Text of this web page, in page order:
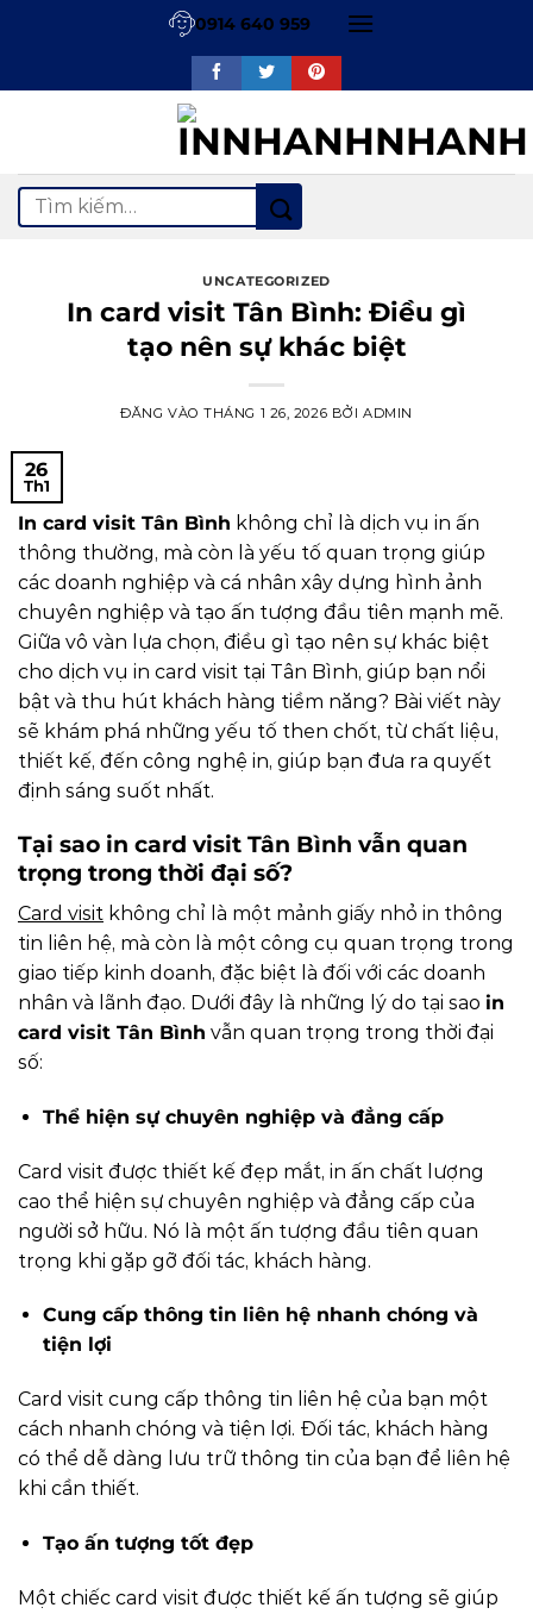
0914 640 959
Tìm
kiếm:
UNCATEGORIZED
In card visit Tân Bình: Điều gì
tạo nên sự khác biệt
ĐĂNG VÀOTHÁNG 1 26, 2026 BỞI ADMIN
26
Th1
In card visit Tân Bình không chỉ là dịch vụ in ấn
thông thường, mà còn là yếu tố quan trọng giúp
các doanh nghiệp và cá nhân xây dựng hình ảnh
chuyên nghiệp và tạo ấn tượng đầu tiên mạnh mẽ.
Giữa vô vàn lựa chọn, điều gì tạo nên sự khác biệt
cho dịch vụ in card visit tại Tân Bình, giúp bạn nổi
bật và thu hút khách hàng tiềm năng? Bài viết này
sẽ khám phá những yếu tố then chốt, từ chất liệu,
thiết kế, đến công nghệ in, giúp bạn đưa ra quyết
định sáng suốt nhất.
Tại sao in card visit Tân Bình vẫn quan
trọng trong thời đại số?
Card visit không chỉ là một mảnh giấy nhỏ in thông
tin liên hệ, mà còn là một công cụ quan trọng trong
giao tiếp kinh doanh, đặc biệt là đối với các doanh
nhân và lãnh đạo. Dưới đây là những lý do tại sao in
card visit Tân Bình vẫn quan trọng trong thời đại
số:
Thể hiện sự chuyên nghiệp và đẳng cấp
Card visit được thiết kế đẹp mắt, in ấn chất lượng
cao thể hiện sự chuyên nghiệp và đẳng cấp của
người sở hữu. Nó là một ấn tượng đầu tiên quan
trọng khi gặp gỡ đối tác, khách hàng.
Cung cấp thông tin liên hệ nhanh chóng và
tiện lợi
Card visit cung cấp thông tin liên hệ của bạn một
cách nhanh chóng và tiện lợi. Đối tác, khách hàng
có thể dễ dàng lưu trữ thông tin của bạn để liên hệ
khi cần thiết.
Tạo ấn tượng tốt đẹp
Một chiếc card visit được thiết kế ấn tượng sẽ giúp